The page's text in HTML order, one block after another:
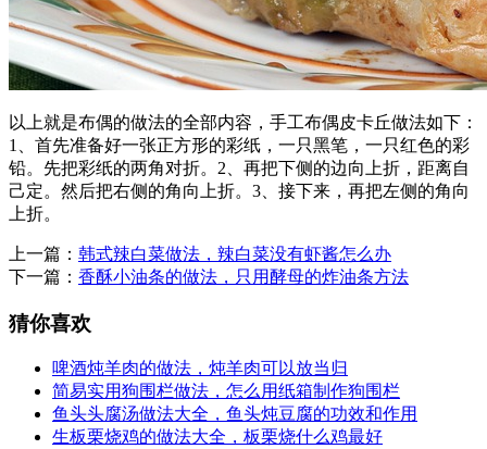
以上就是布偶的做法的全部内容，手工布偶皮卡丘做法如下：
1、首先准备好一张正方形的彩纸，一只黑笔，一只红色的彩
铅。先把彩纸的两角对折。2、再把下侧的边向上折，距离自
己定。然后把右侧的角向上折。3、接下来，再把左侧的角向
上折。
上一篇： 韩式辣白菜做法，辣白菜没有虾酱怎么办
下一篇： 香酥小油条的做法，只用酵母的炸油条方法
猜你喜欢
啤酒炖羊肉的做法，炖羊肉可以放当归
简易实用狗围栏做法，怎么用纸箱制作狗围栏
鱼头头腐汤做法大全，鱼头炖豆腐的功效和作用
生板栗烧鸡的做法大全，板栗烧什么鸡最好